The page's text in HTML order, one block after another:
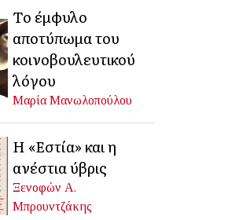
Το έμφυλο
αποτύπωμα του
κοινοβουλευτικού
λόγου
Μαρία Μανωλοπούλου
Η «Εστία» και η
ανέστια ύβρις
Ξενοφών Α.
Μπρουντζάκης